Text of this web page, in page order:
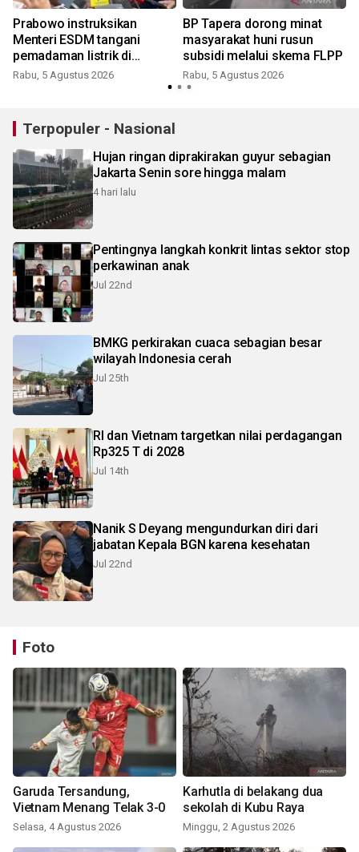
Prabowo instruksikan
Menteri ESDM tangani
pemadaman listrik di
Kalimantan
Rabu, 5 Agustus 2026
BP Tapera dorong minat
masyarakat huni rusun
subsidi melalui skema FLPP
Rabu, 5 Agustus 2026
Terpopuler - Nasional
Hujan ringan diprakirakan guyur sebagian
Jakarta Senin sore hingga malam
4 hari lalu
Pentingnya langkah konkrit lintas sektor stop
perkawinan anak
Jul 22nd
BMKG perkirakan cuaca sebagian besar
wilayah Indonesia cerah
Jul 25th
RI dan Vietnam targetkan nilai perdagangan
Rp325 T di 2028
Jul 14th
Nanik S Deyang mengundurkan diri dari
jabatan Kepala BGN karena kesehatan
Jul 22nd
Foto
Garuda Tersandung,
Vietnam Menang Telak 3-0
Selasa, 4 Agustus 2026
Karhutla di belakang dua
sekolah di Kubu Raya
Minggu, 2 Agustus 2026